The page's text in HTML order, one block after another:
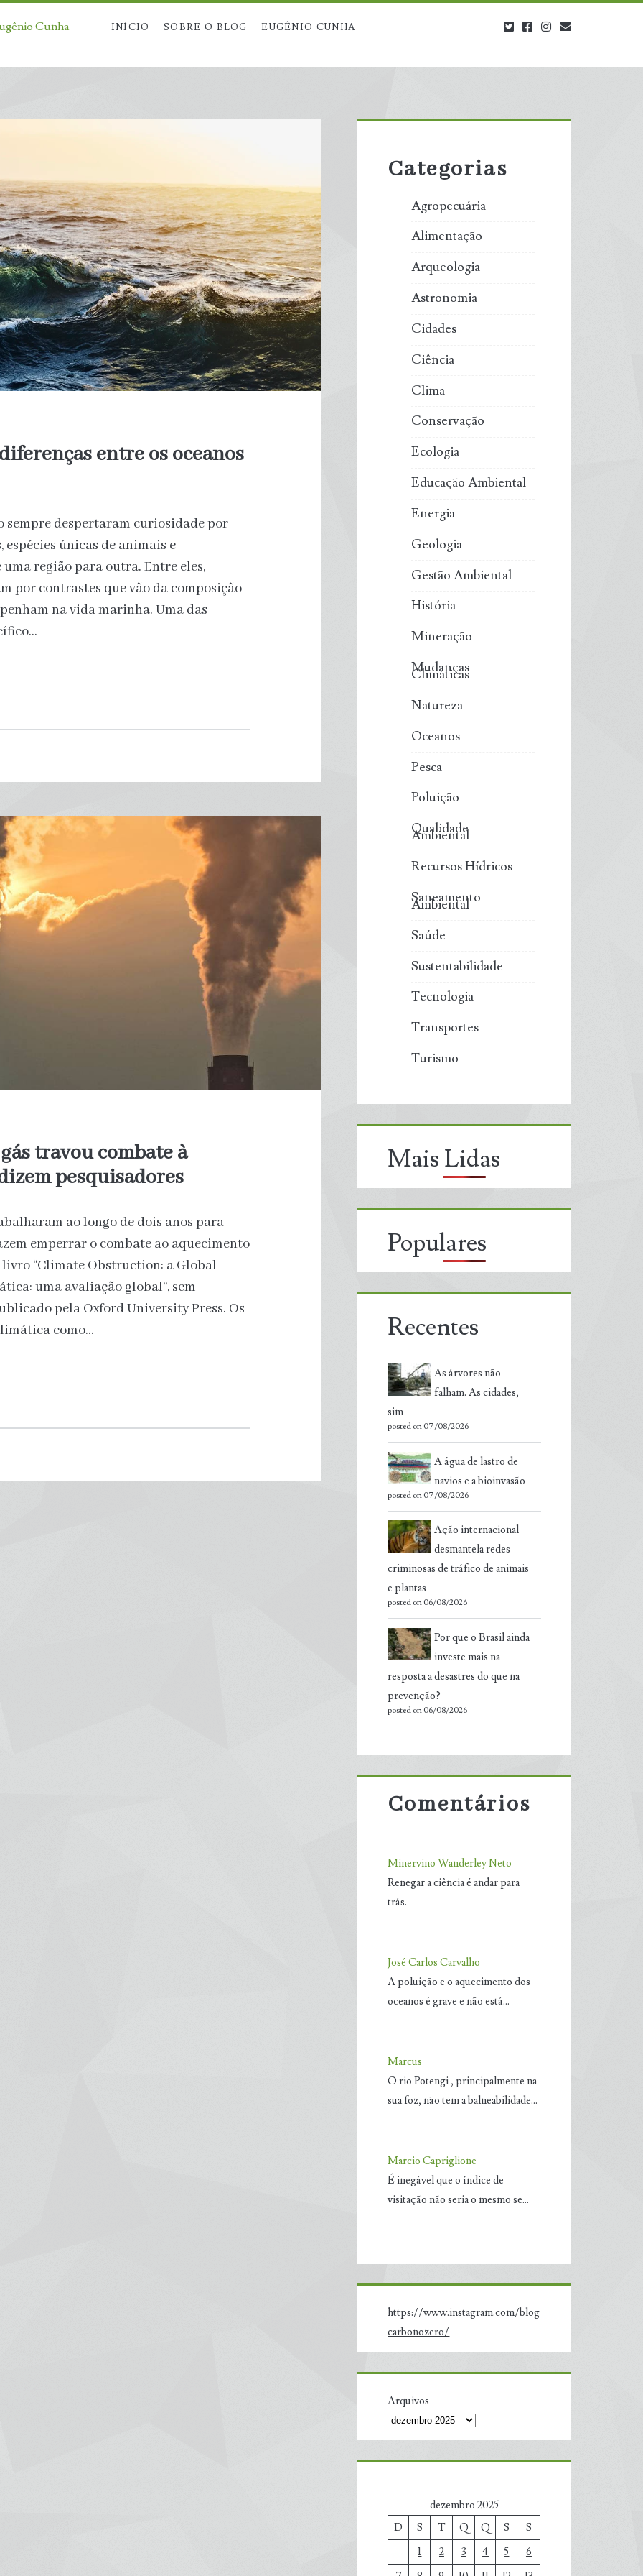
Cunha INÍCIO SOBRE O BLOG EUGÊNIO CUNHA twitterfacebookinstagram
entre os oceanos
sempre despertaram curiosidade por
únicas de animais e
região para outra. Entre eles,
por contrastes que vão da composição
na vida marinha. Uma das
travou combate à
pesquisadores
ao longo de dois anos para
emperrar o combate ao aquecimento
“Climate Obstruction: a Global
uma avaliação global”, sem
pela Oxford University Press. Os
como…
Sidebar
Categorias
Agropecuária
Alimentação
Arqueologia
Astronomia
Cidades
Ciência
Clima
Conservação
Ecologia
Educação Ambiental
Energia
Geologia
Gestão Ambiental
História
Mineração
Mudanças
Climáticas
Natureza
Oceanos
Pesca
Poluição
Qualidade
Ambiental
Recursos Hídricos
Saneamento
Ambiental
Saúde
Sustentabilidade
Tecnologia
Transportes
Turismo
Mais Lidas
Populares
Recentes
As árvores não
falham. As cidades,
sim
posted on 07/08/2026
A água de lastro de
navios e a bioinvasão
posted on 07/08/2026
Ação internacional
desmantela redes
criminosas de tráfico de animais
e plantas
posted on 06/08/2026
Por que o Brasil ainda
investe mais na
resposta a desastres do que na
prevenção?
posted on 06/08/2026
Comentários
Minervino Wanderley Neto
Renegar a ciência é andar para
trás.
José Carlos Carvalho
A poluição e o aquecimento dos
oceanos é grave e não está…
Marcus
O rio Potengi , principalmente na
sua foz, não tem a balneabilidade…
Marcio Capriglione
É inegável que o índice de
visitação não seria o mesmo se…
https://www.instagram.com/blog
carbonozero/
Arquivos
dezembro 2025
D
S T Q Q S
S
1
2 3 4 5
6